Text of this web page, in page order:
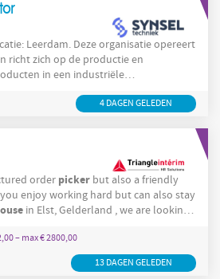
zorgt voor de verwerking van
richt zich op de productie en
in een industriële
worden kaasproducten volgens
verpakt en klaargemaakt voor
en kwaliteitszorg. Medewerkers
4 DAGEN GELEDEN
order picker but also a friendly
enjoy working hard but can also stay
in Elst, Gelderland , we are looking
description: As an
for repacking pallets to match
come in containing
– max € 2800,00
13 DAGEN GELEDEN